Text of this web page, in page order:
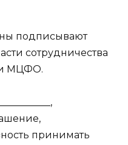
подписывают
сотрудничества
МЦФО.
принимать